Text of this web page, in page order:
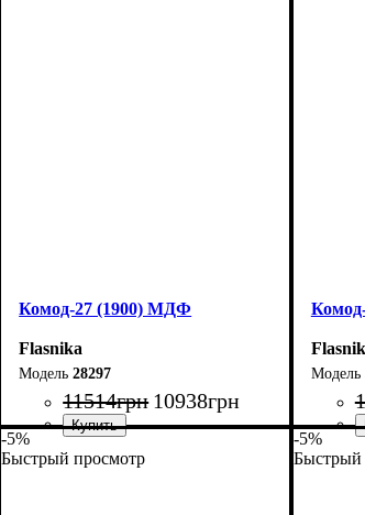
Комод-27 (1900) МДФ
Flasnika
28297
11514грн 10938грн
-5%
Быстрый просмотр
-5%
Быстрый